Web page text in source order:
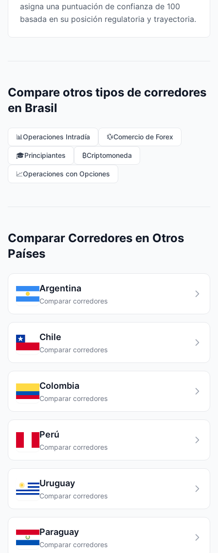
asigna una puntuación de confianza de 100
basada en su posición regulatoria y trayectoria.
Compare otros tipos de corredores
en Brasil
📊Operaciones Intradía 💱Comercio de Forex
🎓Principiantes ₿Criptomoneda
📈Operaciones con Opciones
Comparar Corredores en Otros
Países
Argentina
Comparar corredores
Chile
Comparar corredores
Colombia
Comparar corredores
Perú
Comparar corredores
Uruguay
Comparar corredores
Paraguay
Comparar corredores